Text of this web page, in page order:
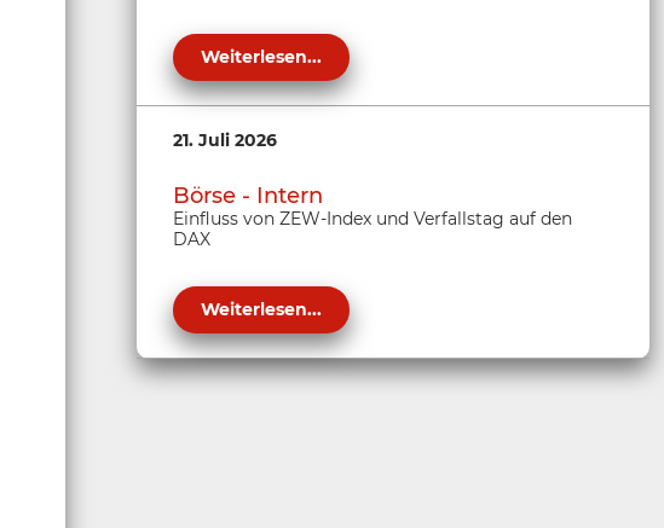
Weiterlesen...
21. Juli 2026
Börse - Intern
Einfluss von ZEW-Index und Verfallstag auf den
DAX
Weiterlesen...